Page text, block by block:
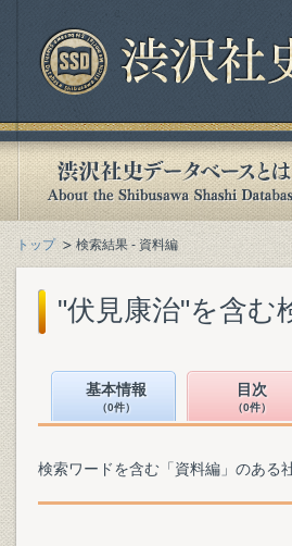
トップ 検索結果 - 資料編
"伏見康治"を含む
基本情報
（0件）
目次
（0件）
検索ワードを含む「資料編」のある